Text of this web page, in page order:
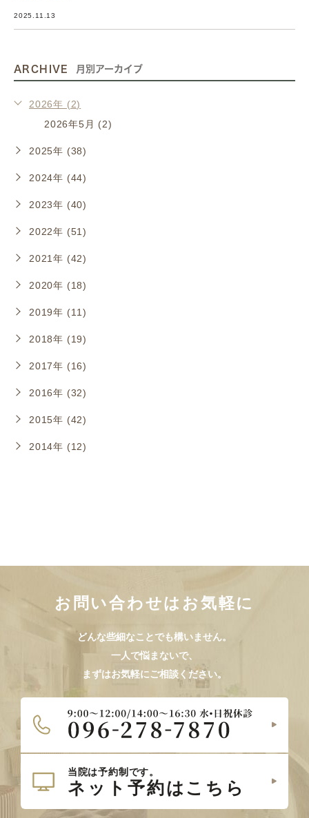
2025.11.13
ARCHIVE 月別アーカイブ
2026年 (2)
2026年5月 (2)
2025年 (38)
2024年 (44)
2023年 (40)
2022年 (51)
2021年 (42)
2020年 (18)
2019年 (11)
2018年 (19)
2017年 (16)
2016年 (32)
2015年 (42)
2014年 (12)
お問い合わせはお気軽に
どんな些細なことでも構いません。
一人で悩まないで、
まずはお気軽にご相談ください。